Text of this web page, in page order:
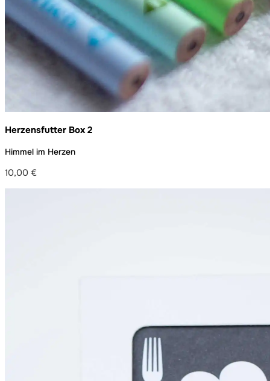
Herzensfutter Box 2
Himmel im Herzen
10,00 €